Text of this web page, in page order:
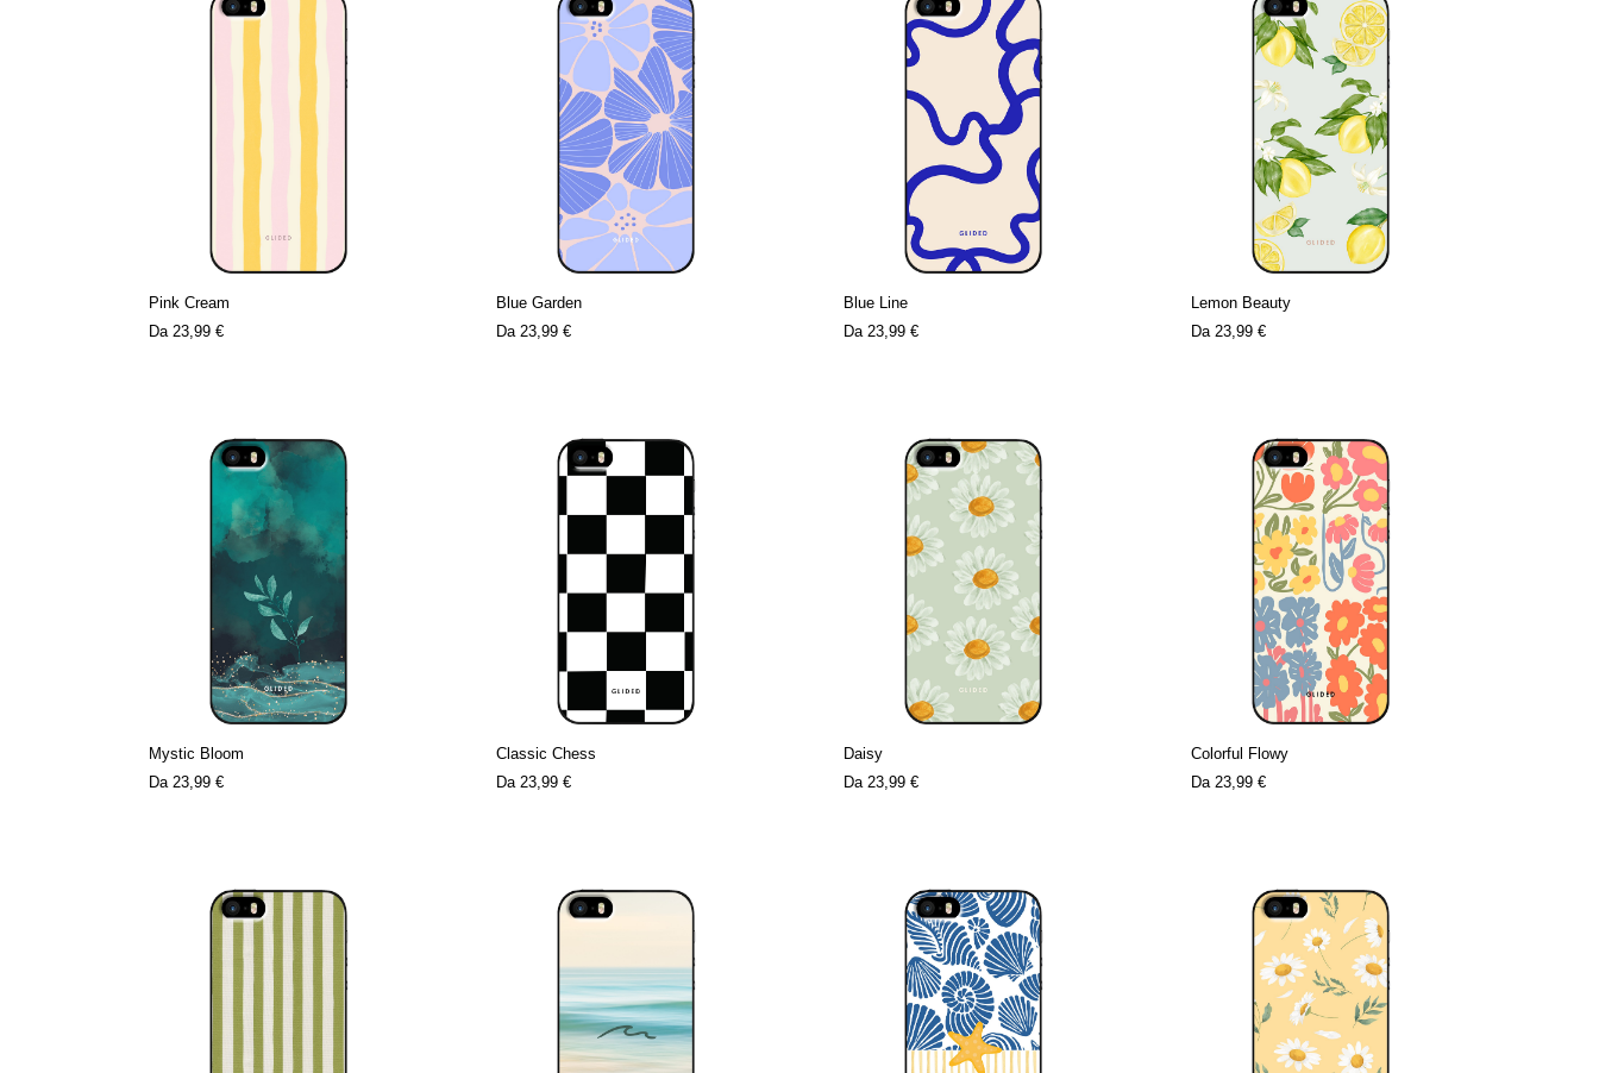
Pink Cream
Da 23,99 €
Blue Garden
Da 23,99 €
Blue Line
Da 23,99 €
Lemon Beauty
Da 23,99 €
Mystic Bloom
Da 23,99 €
Classic Chess
Da 23,99 €
Daisy
Da 23,99 €
Colorful Flowy
Da 23,99 €